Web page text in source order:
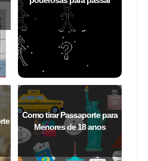
Como tirar Passaporte para
Menores de 18 anos